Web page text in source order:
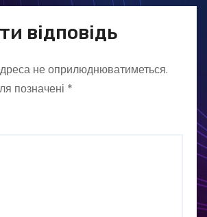
відповідь
не оприлюднюватиметься.
позначені *